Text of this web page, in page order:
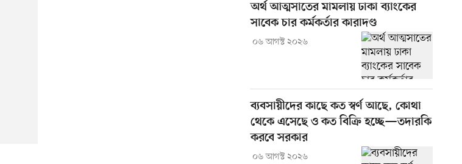
অর্থ আত্মসাতের মামলায় ঢাকা ব্যাংকের
সাবেক চার কর্মকর্তার কারাদণ্ড
০৬ আগস্ট ২০২৬
ব্যবসায়ীদের কাছে কত স্বর্ণ আছে, কোথা
থেকে এসেছে ও কত বিক্রি হচ্ছে—তদারকি
করবে সরকার
০৬ আগস্ট ২০২৬